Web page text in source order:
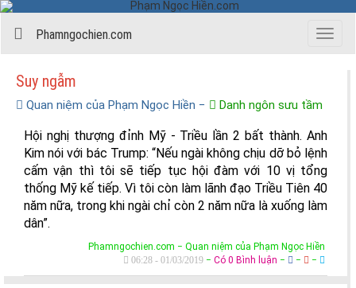
Menu
Phamngochien.com
Suy ngẫm
Quan niệm của Phạm Ngọc Hiền − Danh ngôn sưu tầm
Hội nghị thượng đỉnh Mỹ - Triều lần 2 bất thành. Anh
Kim nói với bác Trump: “Nếu ngài không chịu dỡ bỏ lệnh
cấm vận thì tôi sẽ tiếp tục hội đàm với 10 vị tổng
thống Mỹ kế tiếp. Vì tôi còn làm lãnh đạo Triều Tiên 40
năm nữa, trong khi ngài chỉ còn 2 năm nữa là xuống làm
dân”.
Phamngochien.com − Quan niệm của Phạm Ngọc Hiền
06:28 - 01/03/2019 − Có 0 Bình luận − − −